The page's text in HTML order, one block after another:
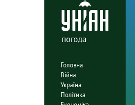
погода
Головна
Війна
Україна
Політика